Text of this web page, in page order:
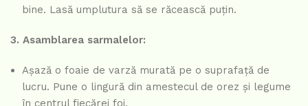
bine. Lasă umplutura să se răcească puțin.
3. Asamblarea sarmalelor:
Așază o foaie de varză murată pe o suprafață de
lucru. Pune o lingură din amestecul de orez și legume
în centrul fiecărei foi.